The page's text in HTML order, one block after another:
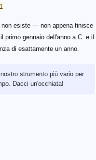
non esiste — non appena finisce
primo gennaio dell'anno a.C. e il
di esattamente un anno.
strumento più vario per
Dacci un'occhiata!